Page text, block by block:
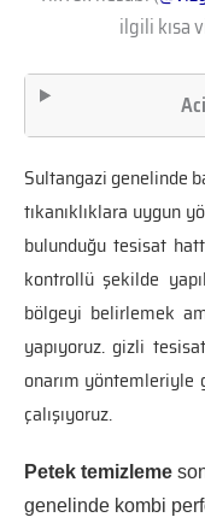
ilgili kısa
Sultangazi genelinde
tıkanıklıklara uygun
bulunduğu tesisat
kontrollü şekilde
bölgeyi belirlemek
yapıyoruz. gizli
onarım yöntemleriyle
çalışıyoruz.
Petek temizleme
genelinde kombi